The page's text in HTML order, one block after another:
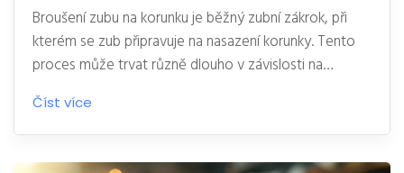
Broušení zubu na korunku je běžný zubní zákrok, při
kterém se zub připravuje na nasazení korunky. Tento
proces může trvat různě dlouho v závislosti na
složitosti případu a zkušenostech zubního lékaře.
Článek se zabývá všemi aspekty této procedury,
včetně toho, co můžete očekávat během a po
zákroku, a praktických tipů pro pacienty.
Číst více